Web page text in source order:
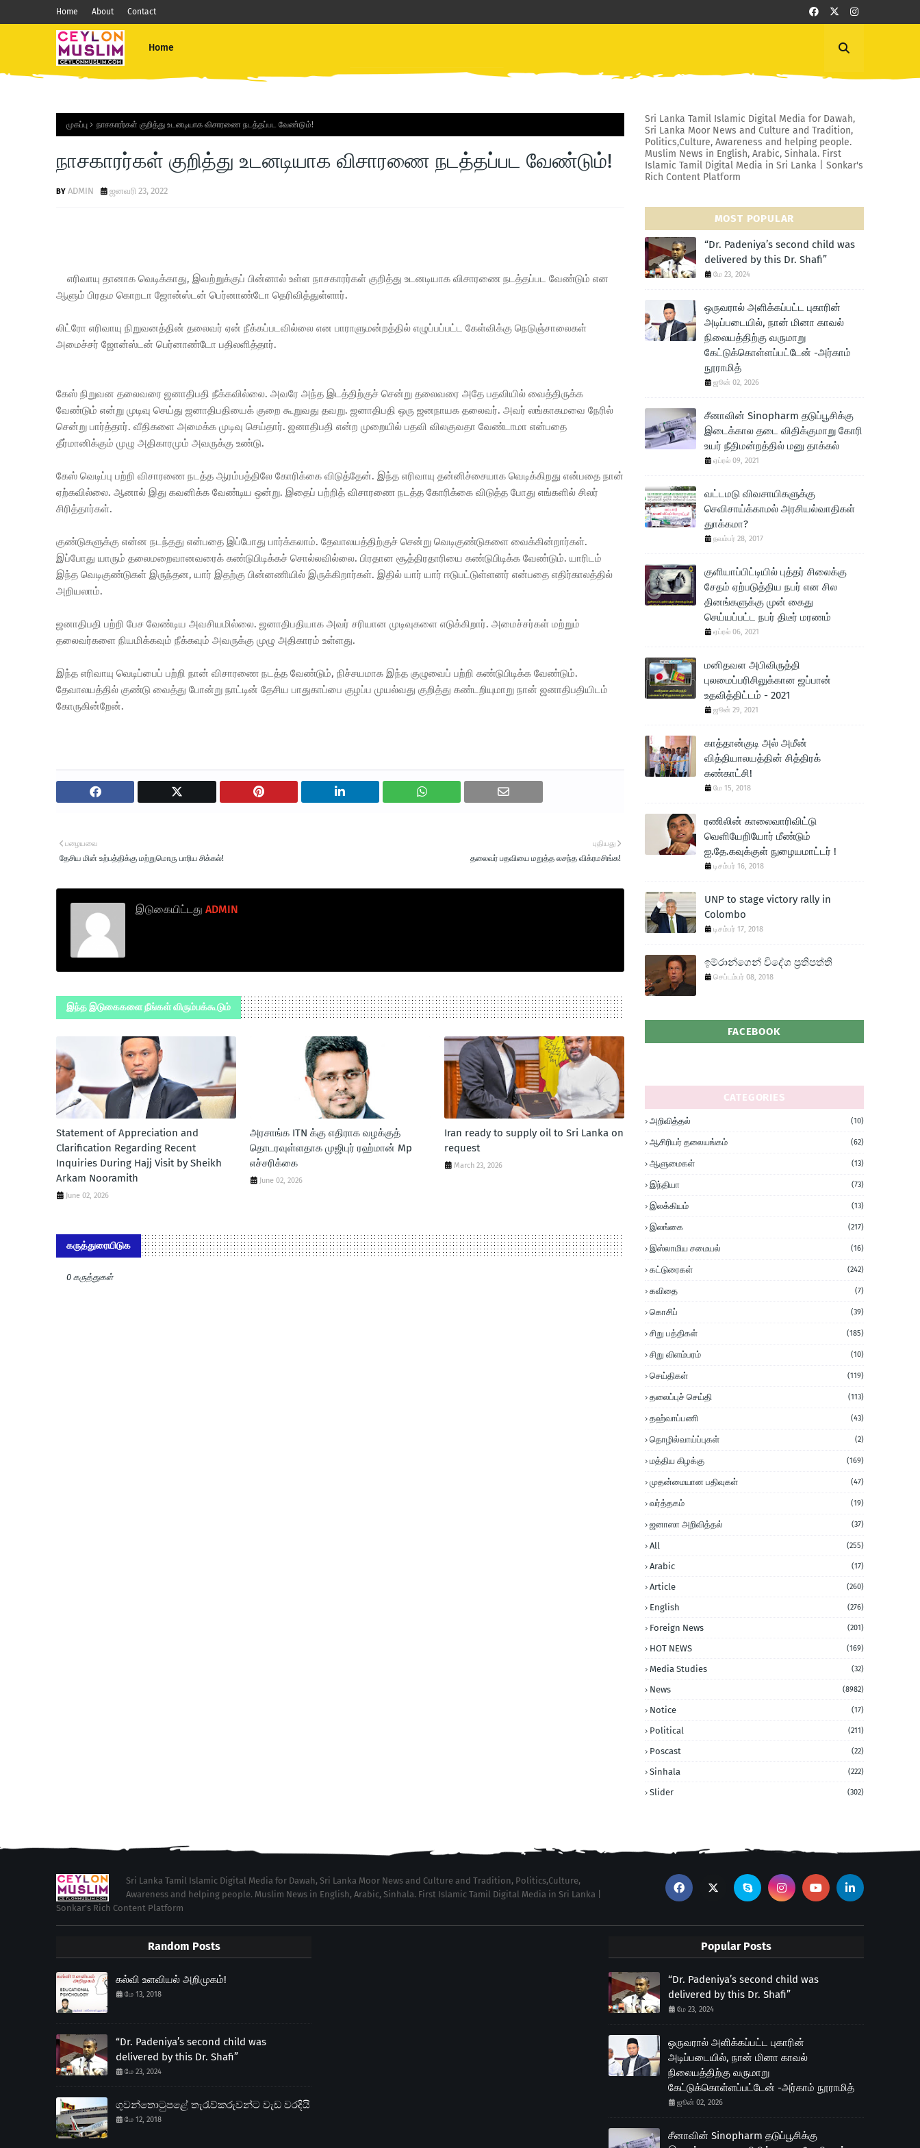
Home About Contact
Home
முகப்பு நாசகாரர்கள் குறித்து உடனடியாக விசாரணை நடத்தப்பட வேண்டும்!
நாசகாரர்கள் குறித்து உடனடியாக விசாரணை நடத்தப்பட வேண்டும்!
ADMIN ஜனவரி 23, 2022
எரிவாயு தானாக வெடிக்காது, இவற்றுக்குப் பின்னால் உள்ள நாசகாரர்கள் குறித்து உடனடியாக விசாரணை நடத்தப்பட வேண்டும் என
ஆளும் பிரதம கொறடா ஜோன்ஸ்டன் பெர்னாண்டோ தெரிவித்துள்ளார்.
லிட்ரோ எரிவாயு நிறுவனத்தின் தலைவர் ஏன் நீக்கப்படவில்லை என பாராளுமன்றத்தில் எழுப்பப்பட்ட கேள்விக்கு நெடுஞ்சாலைகள்
அமைச்சர் ஜோன்ஸ்டன் பெர்னாண்டோ பதிலளித்தார்.
கேஸ் நிறுவன தலைவரை ஜனாதிபதி நீக்கவில்லை. அவரே அந்த இடத்திற்குச் சென்று தலைவரை அதே பதவியில் வைத்திருக்க
வேண்டும் என்று முடிவு செய்து ஜனாதிபதியைக் குறை கூறுவது தவறு. ஜனாதிபதி ஒரு ஜனநாயக தலைவர். அவர் லங்காகமவை நேரில்
சென்று பார்த்தார். வீதிகளை அமைக்க முடிவு செய்தார். ஜனாதிபதி என்ற முறையில் பதவி விலகுவதா வேண்டாமா என்பதை
தீர்மானிக்கும் முழு அதிகாரமும் அவருக்கு உண்டு.
கேஸ் வெடிப்பு பற்றி விசாரணை நடத்த ஆரம்பத்திலே கோரிக்கை விடுத்தேன். இந்த எரிவாயு தன்னிச்சையாக வெடிக்கிறது என்பதை நான்
ஏற்கவில்லை. ஆனால் இது கவனிக்க வேண்டிய ஒன்று. இதைப் பற்றித் விசாரணை நடத்த கோரிக்கை விடுத்த போது எங்களில் சிலர்
சிரித்தார்கள்.
குண்டுகளுக்கு என்ன நடந்தது என்பதை இப்போது பார்க்கலாம். தேவாலயத்திற்குச் சென்று வெடிகுண்டுகளை வைக்கின்றார்கள்.
இப்போது யாரும் தலைமறைவானவரைக் கண்டுபிடிக்கச் சொல்லவில்லை. பிரதான சூத்திரதாரியை கண்டுபிடிக்க வேண்டும். யாரிடம்
இந்த வெடிகுண்டுகள் இருந்தன, யார் இதற்கு பின்னணியில் இருக்கிறார்கள். இதில் யார் யார் ஈடுபட்டுள்ளனர் என்பதை எதிர்காலத்தில்
அறியலாம்.
ஜனாதிபதி பற்றி பேச வேண்டிய அவசியமில்லை. ஜனாதிபதியாக அவர் சரியான முடிவுகளை எடுக்கிறார். அமைச்சர்கள் மற்றும்
தலைவர்களை நியமிக்கவும் நீக்கவும் அவருக்கு முழு அதிகாரம் உள்ளது.
இந்த எரிவாயு வெடிப்பைப் பற்றி நான் விசாரணை நடத்த வேண்டும், நிச்சயமாக இந்த குழுவைப் பற்றி கண்டுபிடிக்க வேண்டும்.
தேவாலயத்தில் குண்டு வைத்து போன்று நாட்டின் தேசிய பாதுகாப்பை குழப்ப முயல்வது குறித்து கண்டறியுமாறு நான் ஜனாதிபதியிடம்
கோருகின்றேன்.
புதியது
தலைவர் பதவியை மறுத்த லசந்த விக்ரமசிங்க!
பழையவை
தேசிய மின் உற்பத்திக்கு மற்றுமொரு பாரிய சிக்கல்!
இடுகையிட்டது ADMIN
இந்த இடுகைகளை நீங்கள் விரும்பக்கூடும்
Statement of Appreciation and
Clarification Regarding Recent
Inquiries During Hajj Visit by Sheikh
Arkam Nooramith
June 02, 2026
அரசாங்க ITN க்கு எதிராக வழக்குத்
தொடரவுள்ளதாக முஜிபுர் ரஹ்மான் Mp
எச்சரிக்கை
June 02, 2026
Iran ready to supply oil to Sri Lanka on
request
March 23, 2026
கருத்துரையிடுக
0 கருத்துகள்
Sri Lanka Tamil Islamic Digital Media for Dawah,
Sri Lanka Moor News and Culture and Tradition,
Politics,Culture, Awareness and helping people.
Muslim News in English, Arabic, Sinhala. First
Islamic Tamil Digital Media in Sri Lanka | Sonkar's
Rich Content Platform
MOST POPULAR
“Dr. Padeniya’s second child was
delivered by this Dr. Shafi”
மே 23, 2024
ஒருவரால் அளிக்கப்பட்ட புகாரின்
அடிப்படையில், நான் மினா காவல்
நிலையத்திற்கு வருமாறு
கேட்டுக்கொள்ளப்பட்டேன் -அர்காம்
நூராமித்
ஜூன் 02, 2026
சீனாவின் Sinopharm தடுப்பூசிக்கு
இடைக்கால தடை விதிக்குமாறு கோரி
உயர் நீதிமன்றத்தில் மனு தாக்கல்
ஏப்ரல் 09, 2021
வட்டமடு விவசாயிகளுக்கு
செவிசாய்க்காமல் அரசியல்வாதிகள்
துாக்கமா?
நவம்பர் 28, 2017
குளியாப்பிட்டியில் புத்தர் சிலைக்கு
சேதம் ஏற்படுத்திய நபர் என சில
தினங்களுக்கு முன் கைது
செய்யப்பட்ட நபர் திடீர் மரணம்
ஏப்ரல் 06, 2021
மனிதவள அபிவிருத்தி
புலமைப்பரிசிலுக்கான ஜப்பான்
உதவித்திட்டம் - 2021
ஜூன் 29, 2021
காத்தான்குடி அல் அமீன்
வித்தியாலயத்தின் சித்திரக்
கண்காட்சி!
மே 15, 2018
ரணிலின் காலைவாரிவிட்டு
வெளியேறியோர் மீண்டும்
ஐ.தே.கவுக்குள் நுழையமாட்டர் !
டிசம்பர் 16, 2018
UNP to stage victory rally in
Colombo
டிசம்பர் 17, 2018
ඉම්රාන්ගෙන් විදේශ ප‍්‍රතිපත්ති
செப்டம்பர் 08, 2018
FACEBOOK
CATEGORIES
அறிவித்தல் (10)
ஆசிரியர் தலையங்கம் (62)
ஆளுமைகள் (13)
இந்தியா (73)
இலக்கியம் (13)
இலங்கை (217)
இஸ்லாமிய சமையல் (16)
கட்டுரைகள் (242)
கவிதை (7)
கொசிப் (39)
சிறு பத்திகள் (185)
சிறு விளம்பரம் (10)
செய்திகள் (119)
தலைப்புச் செய்தி (113)
தஹ்வாப்பணி (43)
தொழில்வாய்ப்புகள் (2)
மத்திய கிழக்கு (169)
முதன்மையான பதிவுகள் (47)
வர்த்தகம் (19)
ஜனாஸா அறிவித்தல் (37)
All (255)
Arabic (17)
Article (260)
English (276)
Foreign News (201)
HOT NEWS (169)
Media Studies (32)
News (8982)
Notice (17)
Political (211)
Poscast (22)
Sinhala (222)
Slider (302)
Sri Lanka Tamil Islamic Digital Media for Dawah, Sri Lanka Moor News and Culture and Tradition, Politics,Culture,
Awareness and helping people. Muslim News in English, Arabic, Sinhala. First Islamic Tamil Digital Media in Sri Lanka |
Sonkar's Rich Content Platform
Random Posts
கல்வி உளவியல் அறிமுகம்!
மே 13, 2018
“Dr. Padeniya’s second child was
delivered by this Dr. Shafi”
மே 23, 2024
ගුවන්තොටුපළේ තැරැව්කරුවන්ට වැඩ වරදියි
மே 12, 2018
Popular Posts
“Dr. Padeniya’s second child was
delivered by this Dr. Shafi”
மே 23, 2024
ஒருவரால் அளிக்கப்பட்ட புகாரின்
அடிப்படையில், நான் மினா காவல்
நிலையத்திற்கு வருமாறு
கேட்டுக்கொள்ளப்பட்டேன் -அர்காம் நூராமித்
ஜூன் 02, 2026
சீனாவின் Sinopharm தடுப்பூசிக்கு